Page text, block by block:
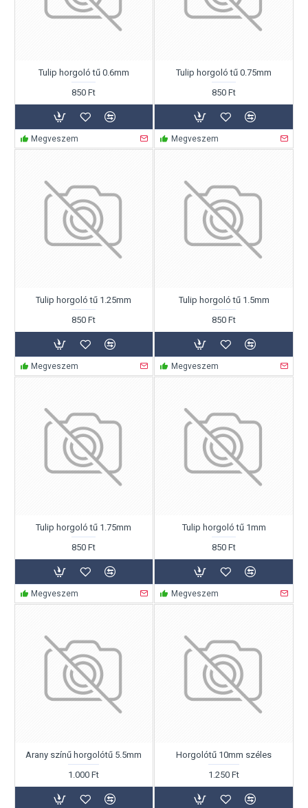
Tulip horgoló tű 0.6mm
850 Ft
Megveszem
Tulip horgoló tű 0.75mm
850 Ft
Megveszem
Tulip horgoló tű 1.25mm
850 Ft
Megveszem
Tulip horgoló tű 1.5mm
850 Ft
Megveszem
Tulip horgoló tű 1.75mm
850 Ft
Megveszem
Tulip horgoló tű 1mm
850 Ft
Megveszem
Arany színű horgolótű 5.5mm
1.000 Ft
Horgolótű 10mm széles
1.250 Ft